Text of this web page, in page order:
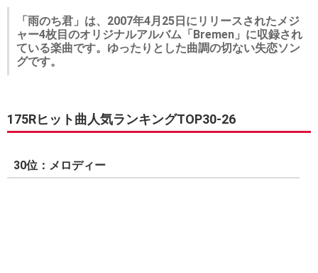
「雨のち君」は、2007年4月25日にリリースされたメジ
ャー4枚目のオリジナルアルバム「Bremen」に収録され
ている楽曲です。ゆったりとした曲調の切ない失恋ソン
グです。
175Rヒット曲人気ランキングTOP30-26
30位：メロディー